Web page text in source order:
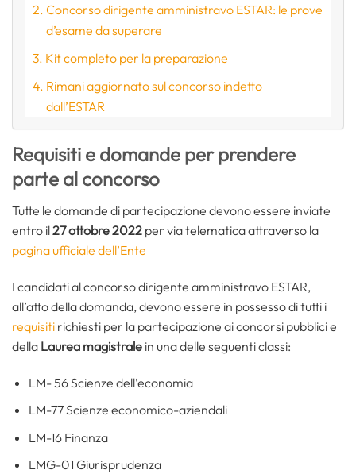
Concorso dirigente amministravo ESTAR: le prove
d’esame da superare
Kit completo per la preparazione
Rimani aggiornato sul concorso indetto
dall’ESTAR
Requisiti e domande per prendere
parte al concorso
Tutte le domande di partecipazione devono essere inviate
entro il27 ottobre 2022 per via telematica attraverso la
pagina ufficiale dell’Ente
I candidati al concorso dirigente amministravo ESTAR,
all’atto della domanda, devono essere in possesso di tutti i
requisiti richiesti per la partecipazione ai concorsi pubblici e
della Laurea magistrale in una delle seguenti classi:
LM- 56 Scienze dell’economia
LM-77 Scienze economico-aziendali
LM-16 Finanza
LMG-01 Giurisprudenza